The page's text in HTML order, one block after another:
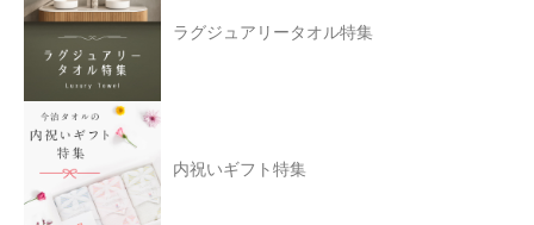
ラグジュアリータオル特集
内祝いギフト特集